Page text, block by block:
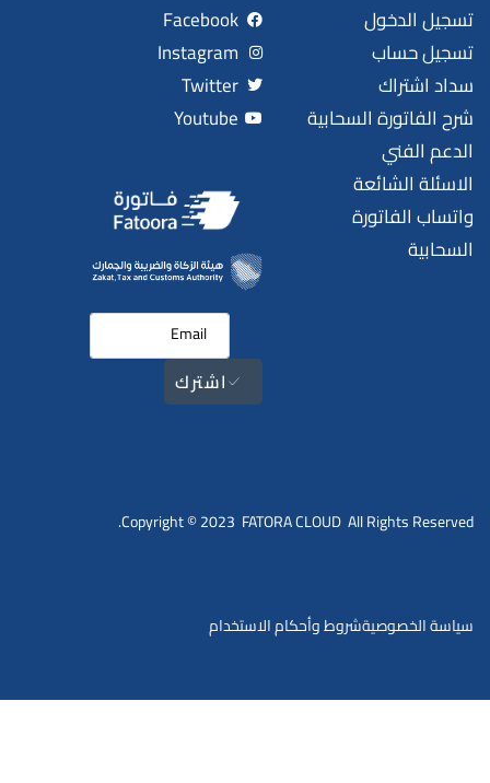
تسجيل الدخول
تسجيل حساب
سداد اشتراك
شرح الفاتورة السحابية
الدعم الفني
الاسئلة الشائعة
واتساب الفاتورة
السحابية
Facebook
Instagram
Twitter
Youtube
اشترك
Copyright © 2023 FATORA CLOUD All Rights Reserved.
سياسة الخصوصيةشروط وأحكام الاستخدام